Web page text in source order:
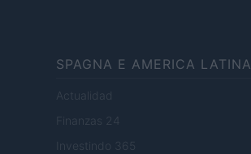
SPAGNA E AMERICA LATINA
Actualidad
Finanzas 24
Investindo 365